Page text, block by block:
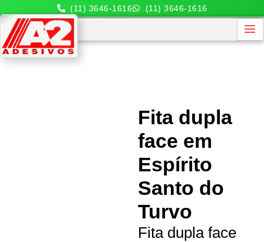
(11) 3646-1616 (11) 3646-1616
Fita dupla
face em
Espírito
Santo do
Turvo
Fita dupla face